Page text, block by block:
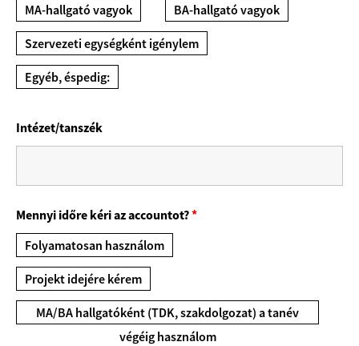
MA-hallgató vagyok
BA-hallgató vagyok
Szervezeti egységként igénylem
Egyéb, éspedig:
Intézet/tanszék
Mennyi időre kéri az accountot?*
Folyamatosan használom
Projekt idejére kérem
MA/BA hallgatóként (TDK, szakdolgozat) a tanév
végéig használom